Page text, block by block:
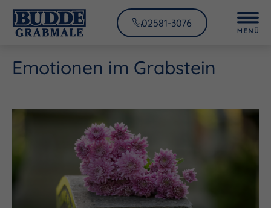
02581-3076
Emotionen im Grabstein